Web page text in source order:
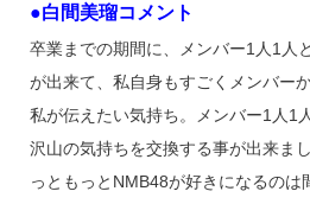
●白間美瑠コメント
卒業までの期間に、メンバー1人1人
が出来て、私自身もすごくメンバー
私が伝えたい気持ち。メンバー1人1
沢山の気持ちを交換する事が出来ま
っともっとNMB48が好きになるのは